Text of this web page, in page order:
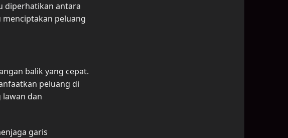
diperhatikan antara
peluang
balik yang cepat.
peluang di
dan
garis